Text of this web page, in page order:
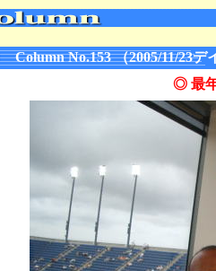
Column No.153 （2005/11/23デ
◎ 最